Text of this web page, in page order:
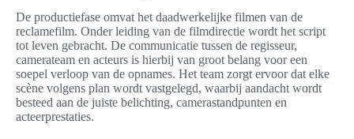
De productiefase omvat het daadwerkelijke filmen van de
reclamefilm. Onder leiding van de filmdirectie wordt het script
tot leven gebracht. De communicatie tussen de regisseur,
camerateam en acteurs is hierbij van groot belang voor een
soepel verloop van de opnames. Het team zorgt ervoor dat elke
scène volgens plan wordt vastgelegd, waarbij aandacht wordt
besteed aan de juiste belichting, camerastandpunten en
acteerprestaties.